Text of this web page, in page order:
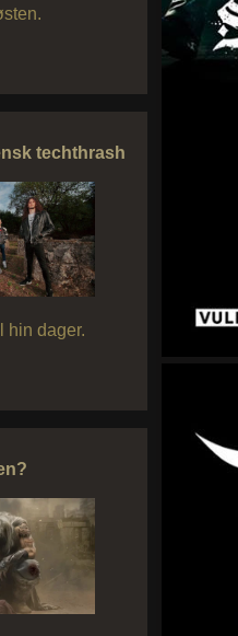
techthrash
hin dager.